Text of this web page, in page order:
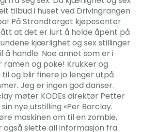
tilbud i huset ved Drivingrangen
På Strandtorget kjøpesenter
at det er lurt å holde åpent på
kjærlighet og sex stillinger
å handle. Noe annet som er i
ramen og poke! Krukker og
til og blir finere jo lenger utpå
Jeg er ingen god danser.
møter KODEs direktør Petter
nye utstilling «Per Barclay.
maskinen om til en zombie,
også slette all informasjon fra